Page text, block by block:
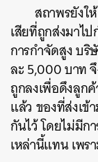
สถาพรยังใ
เสียที่ถูกส่งมาไ
การกำจัดสูง บริ
ละ 5,000 บาท
ถูกลงเพื่อดึงลูก
แล้ว ของที่ส่งเข้
กันไว้ โดยไม่มีก
เหล่านี้แทน เพ